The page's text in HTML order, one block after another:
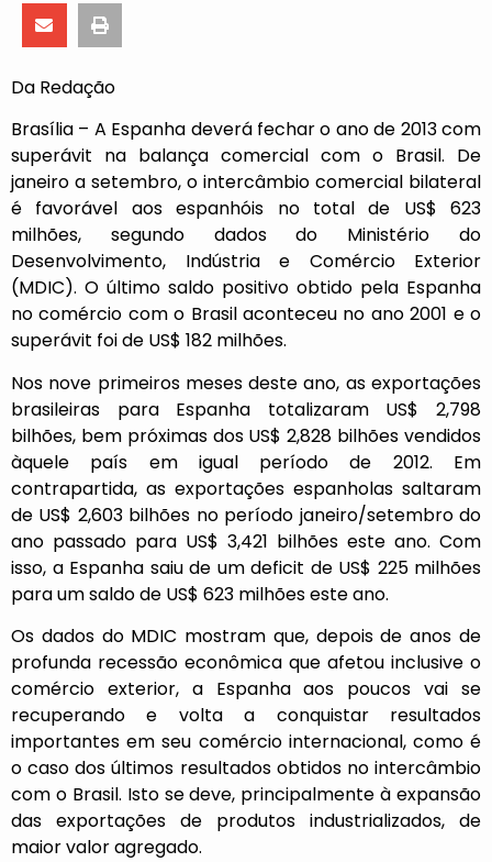
Da Redação
Brasília – A Espanha deverá fechar o ano de 2013 com
superávit na balança comercial com o Brasil. De
janeiro a setembro, o intercâmbio comercial bilateral
é favorável aos espanhóis no total de US$ 623
milhões, segundo dados do Ministério do
Desenvolvimento, Indústria e Comércio Exterior
(MDIC). O último saldo positivo obtido pela Espanha
no comércio com o Brasil aconteceu no ano 2001 e o
superávit foi de US$ 182 milhões.
Nos nove primeiros meses deste ano, as exportações
brasileiras para Espanha totalizaram US$ 2,798
bilhões, bem próximas dos US$ 2,828 bilhões vendidos
àquele país em igual período de 2012. Em
contrapartida, as exportações espanholas saltaram
de US$ 2,603 bilhões no período janeiro/setembro do
ano passado para US$ 3,421 bilhões este ano. Com
isso, a Espanha saiu de um deficit de US$ 225 milhões
para um saldo de US$ 623 milhões este ano.
Os dados do MDIC mostram que, depois de anos de
profunda recessão econômica que afetou inclusive o
comércio exterior, a Espanha aos poucos vai se
recuperando e volta a conquistar resultados
importantes em seu comércio internacional, como é
o caso dos últimos resultados obtidos no intercâmbio
com o Brasil. Isto se deve, principalmente à expansão
das exportações de produtos industrializados, de
maior valor agregado.